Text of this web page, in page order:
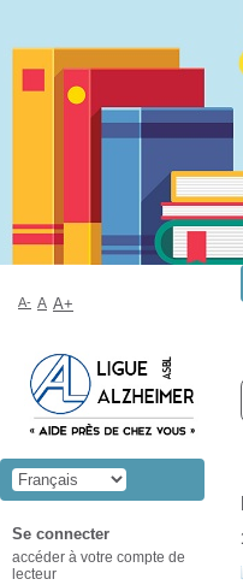
A- A A+
Se connecter
accéder à votre compte de
lecteur